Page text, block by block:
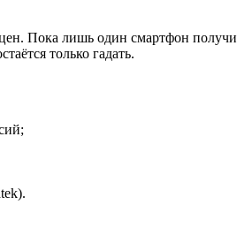
Пока лишь один смартфон
только гадать.